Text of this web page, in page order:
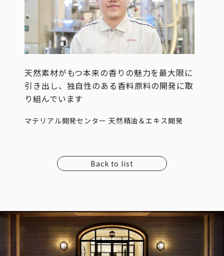
天然素材がもつ本来の香りの魅力を最大限に
引き出し、独自性のある香料原料の開発に取
り組んでいます
マテリアル開発センター 天然精油＆エキス開発
Back to list